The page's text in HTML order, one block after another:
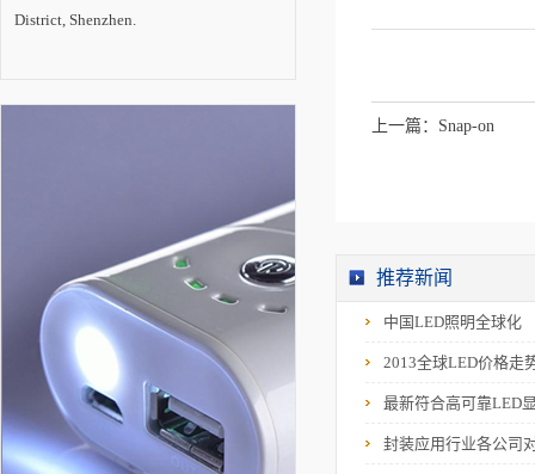
District, Shenzhen.
上一篇： Snap-on
推荐新闻
中国LED照明全球化
2013全球LED价格走
最新符合高可靠LED
封装应用行业各公司